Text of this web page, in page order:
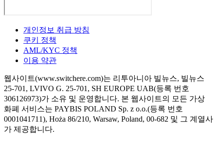
개인정보 취급 방침
쿠키 정책
AML/KYC 정책
이용 약관
웹사이트(www.switchere.com)는 리투아니아 빌뉴스, 빌뉴스
25-701, LVIVO G. 25-701, SH EUROPE UAB(등록 번호
306126973)가 소유 및 운영합니다. 본 웹사이트의 모든 가상
화폐 서비스는 PAYBIS POLAND Sp. z o.o.(등록 번호
0001041711), Hoża 86/210, Warsaw, Poland, 00-682 및 그 계열사
가 제공합니다.